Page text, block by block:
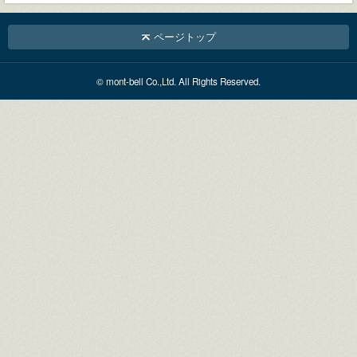
ページトップ
© mont-bell Co.,Ltd. All Rights Reserved.